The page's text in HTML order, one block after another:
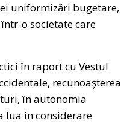
uniformizări bugetare,
o societate care
în raport cu Vestul
recunoașterea
în autonomia
lua în considerare